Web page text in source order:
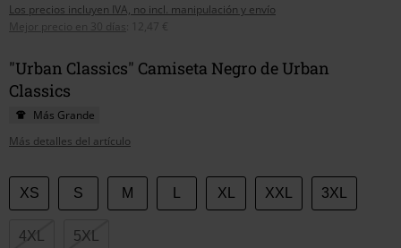
Los precios incluyen IVA, no incl. manipulación y envío
Mejor precio en 30 días
12,47 €
"Urban Classics" Camiseta Negro de Urban
Classics
Más Grande
Más detalles del artículo
Elige
tu
talla
XS S M XL XXL 3XL
4XL 5XL